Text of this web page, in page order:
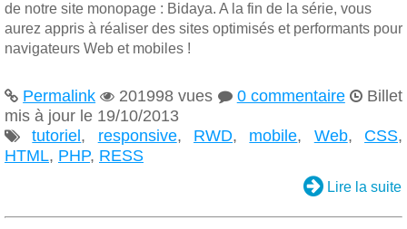
de notre site monopage : Bidaya. A la fin de la série, vous
aurez appris à réaliser des sites optimisés et performants pour
navigateurs Web et mobiles !
 Permalink  201998 vues  0 commentaire Billet
mis à jour le 19/10/2013
 tutoriel , responsive, RWD, mobile, Web, CSS,
HTML, PHP, RESS
 Lire la suite